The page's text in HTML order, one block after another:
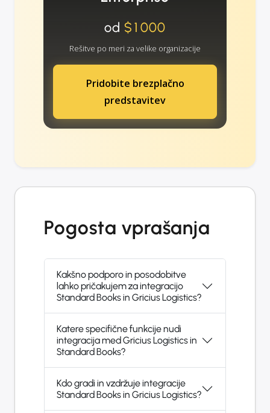
od $1000
Rešitve po meri za velike organizacije
Pridobite brezplačno
predstavitev
Pogosta vprašanja
Kakšno podporo in posodobitve
lahko pričakujem za integracijo
Standard Books in Gricius Logistics?
Katere specifične funkcije nudi
integracija med Gricius Logistics in
Standard Books?
Kdo gradi in vzdržuje integracije
Standard Books in Gricius Logistics?